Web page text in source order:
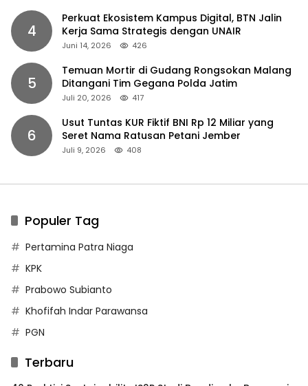
4
Perkuat Ekosistem Kampus Digital, BTN Jalin
Kerja Sama Strategis dengan UNAIR
Juni 14, 2026 426
5
Temuan Mortir di Gudang Rongsokan Malang
Ditangani Tim Gegana Polda Jatim
Juli 20, 2026 417
6
Usut Tuntas KUR Fiktif BNI Rp 12 Miliar yang
Seret Nama Ratusan Petani Jember
Juli 9, 2026 408
Populer Tag
Pertamina Patra Niaga
KPK
Prabowo Subianto
Khofifah Indar Parawansa
PGN
Terbaru